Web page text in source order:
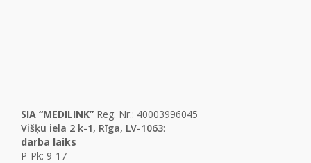
SIA “MEDILINK” Reg. Nr.: 40003996045
Višķu iela 2 k-1, Rīga, LV-1063:
darba laiks
P-Pk: 9-17